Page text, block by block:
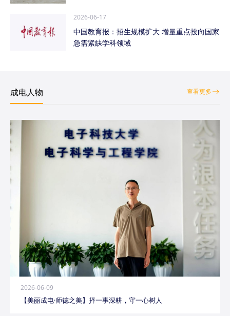
2026-06-17
中国教育报：招生规模扩大 增量重点投向国家
急需紧缺学科领域
成电人物 查看更多
2026-06-09
【美丽成电·师德之美】择一事深耕，守一心树人